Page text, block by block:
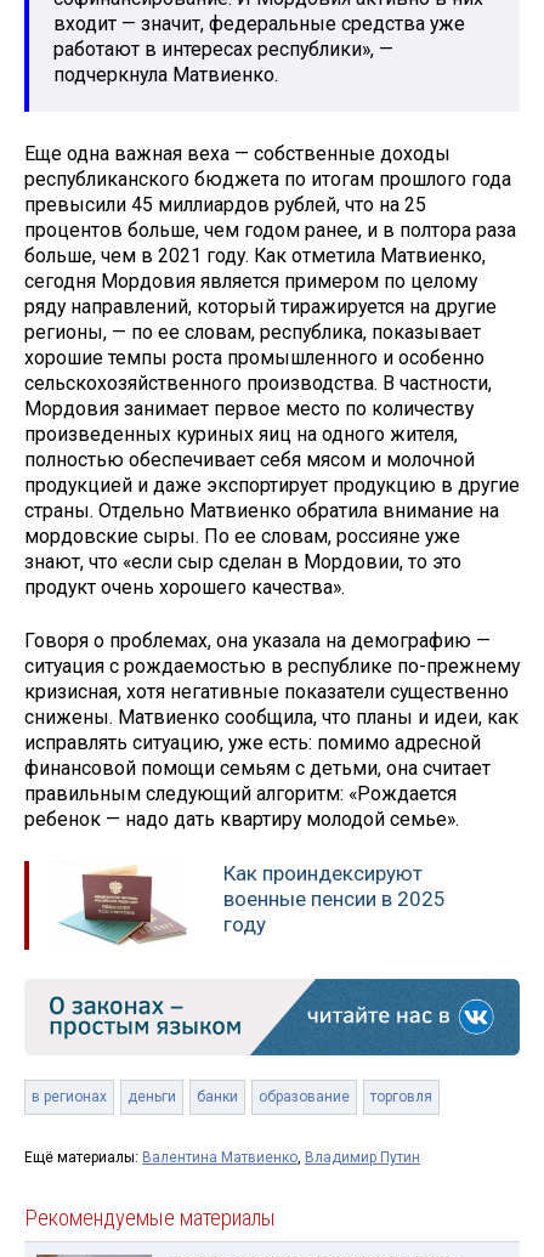
входит — значит, федеральные средства уже
работают в интересах республики», —
подчеркнула Матвиенко.
Еще одна важная веха — собственные доходы
республиканского бюджета по итогам прошлого года
превысили 45 миллиардов рублей, что на 25
процентов больше, чем годом ранее, и в полтора раза
больше, чем в 2021 году. Как отметила Матвиенко,
сегодня Мордовия является примером по целому
ряду направлений, который тиражируется на другие
регионы, — по ее словам, республика, показывает
хорошие темпы роста промышленного и особенно
сельскохозяйственного производства. В частности,
Мордовия занимает первое место по количеству
произведенных куриных яиц на одного жителя,
полностью обеспечивает себя мясом и молочной
продукцией и даже экспортирует продукцию в другие
страны. Отдельно Матвиенко обратила внимание на
мордовские сыры. По ее словам, россияне уже
знают, что «если сыр сделан в Мордовии, то это
продукт очень хорошего качества».
Говоря о проблемах, она указала на демографию —
ситуация с рождаемостью в республике по-прежнему
кризисная, хотя негативные показатели существенно
снижены. Матвиенко сообщила, что планы и идеи, как
исправлять ситуацию, уже есть: помимо адресной
финансовой помощи семьям с детьми, она считает
правильным следующий алгоритм: «Рождается
ребенок — надо дать квартиру молодой семье».
Как проиндексируют
военные пенсии в 2025
году
в регионах деньги банки образование торговля
Ещё материалы: Валентина Матвиенко Владимир Путин
Рекомендуемые материалы